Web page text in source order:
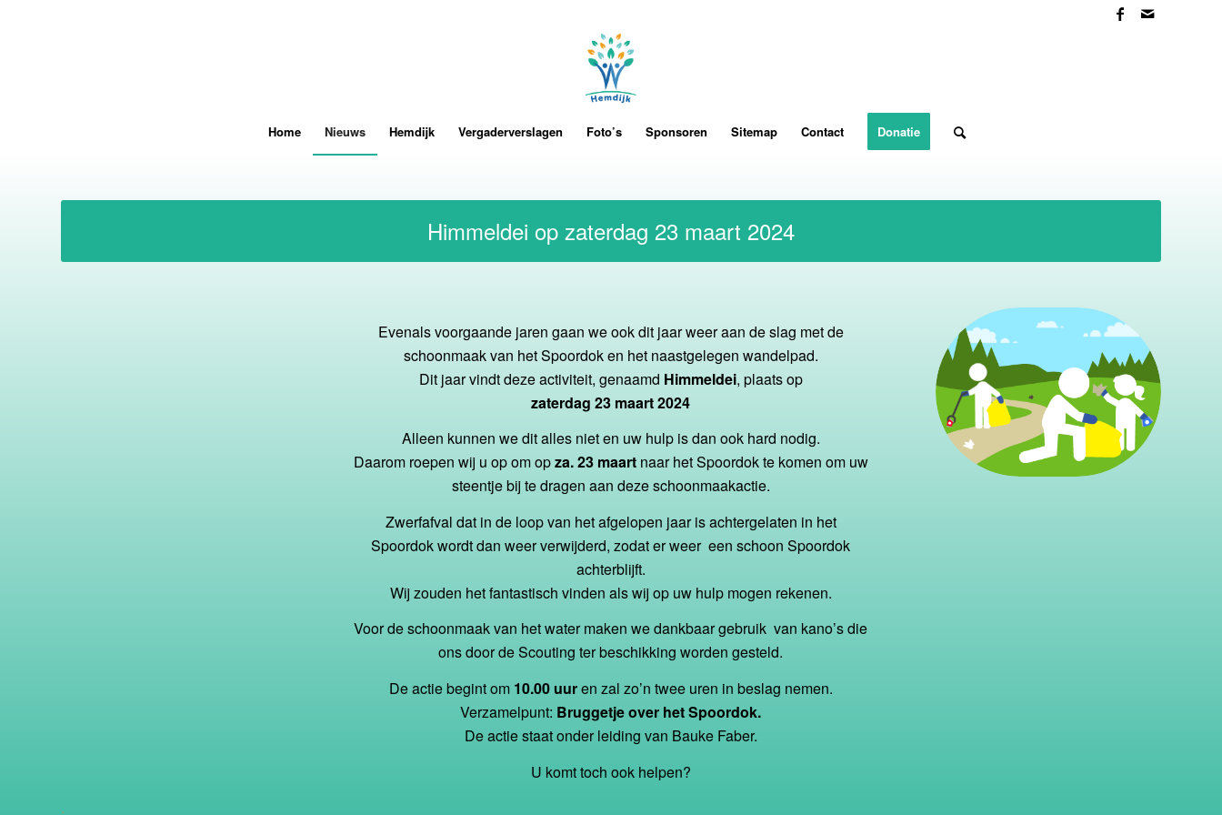
Home Nieuws Hemdijk Vergaderverslagen Foto’s Sponsoren Sitemap Contact Donatie
Himmeldei op zaterdag 23 maart 2024
Evenals voorgaande jaren gaan we ook dit jaar weer aan de slag met de
schoonmaak van het Spoordok en het naastgelegen wandelpad.
Dit jaar vindt deze activiteit, genaamd Himmeldei, plaats op
zaterdag 23 maart 2024
Alleen kunnen we dit alles niet en uw hulp is dan ook hard nodig.
Daarom roepen wij u op om opza. 23 maart naar het Spoordok te komen om uw
steentje bij te dragen aan deze schoonmaakactie.
Zwerfafval dat in de loop van het afgelopen jaar is achtergelaten in het
Spoordok wordt dan weer verwijderd, zodat er weer een schoon Spoordok
achterblijft.
Wij zouden het fantastisch vinden als wij op uw hulp mogen rekenen.
Voor de schoonmaak van het water maken we dankbaar gebruik van kano’s die
ons door de Scouting ter beschikking worden gesteld.
De actie begint om 10.00 uuren zal zo’n twee uren in beslag nemen.
Verzamelpunt: Bruggetje over het Spoordok.
De actie staat onder leiding van Bauke Faber.
U komt toch ook helpen?
.